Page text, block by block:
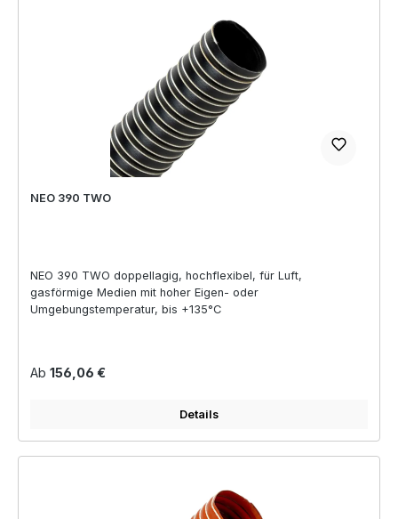
NEO 390 TWO
NEO 390 TWO doppellagig, hochflexibel, für Luft,
gasförmige Medien mit hoher Eigen- oder
Umgebungstemperatur, bis +135°C
Regulärer Preis:
Ab 156,06 €
Details